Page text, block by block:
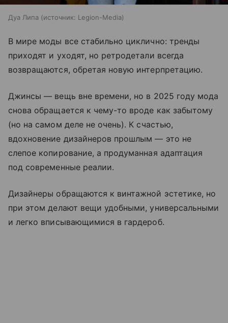
Дуа Липа источник: Legion-Media
В мире моды все стабильно циклично: тренды
приходят и уходят, но ретродетали всегда
возвращаются, обретая новую интерпретацию.
Джинсы — вещь вне времени, но в 2025 году мода
снова обращается к чему-то вроде как забытому
(но на самом деле не очень). К счастью,
вдохновение дизайнеров прошлым — это не
слепое копирование, а продуманная адаптация
под современные реалии.
Дизайнеры обращаются к винтажной эстетике, но
при этом делают вещи удобными, универсальными
и легко вписывающимися в гардероб.